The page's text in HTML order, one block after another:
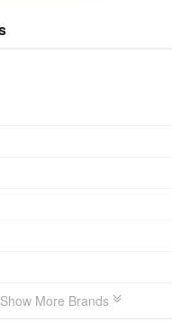
Show More Brands